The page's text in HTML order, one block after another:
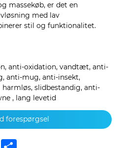
massekøb, er det en
med lav
stil og funktionalitet.
anti-oxidation, vandtæt, anti-
anti-mug, anti-insekt,
slidbestandig, anti-
, lang levetid
forespørgsel
LinkedIn